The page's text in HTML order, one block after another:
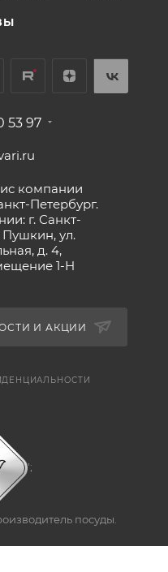
53 97
компании
Петербург.
г. Санкт-
Пушкин, ул.
д. 4,
1-Н
И АКЦИИ
';
посуды.